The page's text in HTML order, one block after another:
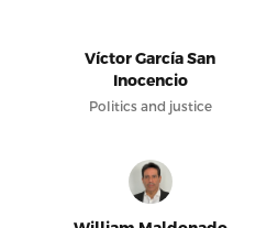
Víctor García San
Inocencio
Politics and justice